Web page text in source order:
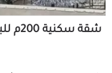
شقة سكنية 200م للبيع كاش بالعجمي الإسكندرية